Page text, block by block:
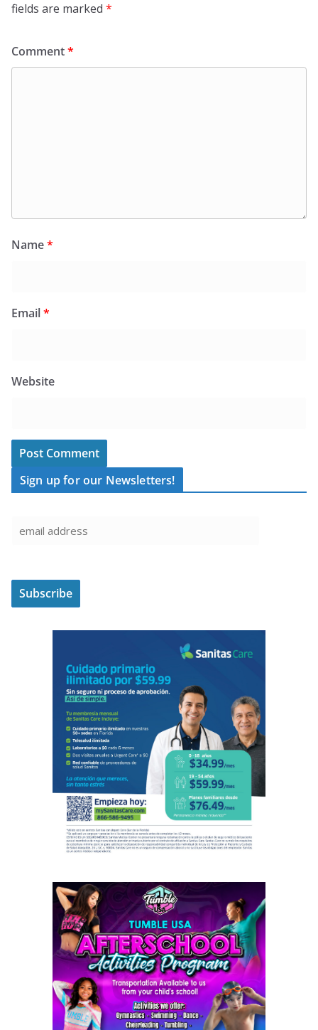
fields are marked *
Comment*
Name*
Email*
Website
Sign up for our Newsletters!